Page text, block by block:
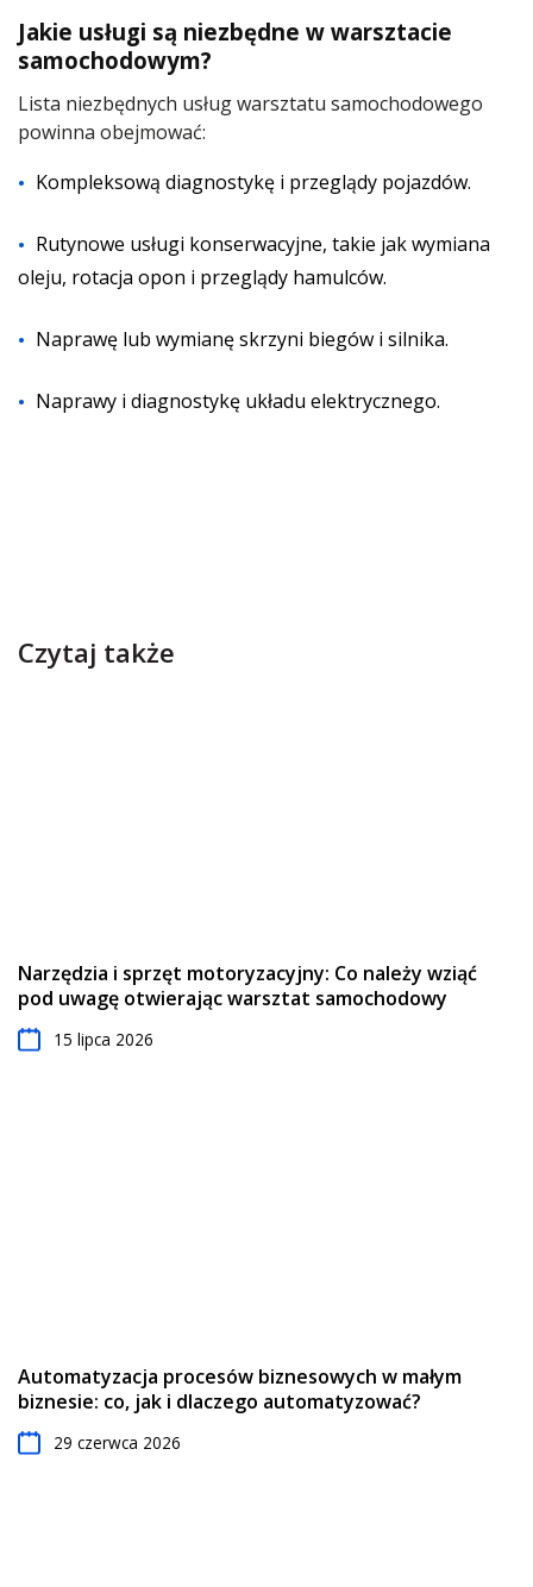
Jakie usługi są niezbędne w warsztacie
samochodowym?
Lista niezbędnych usług warsztatu samochodowego
powinna obejmować:
Kompleksową diagnostykę i przeglądy pojazdów.
Rutynowe usługi konserwacyjne, takie jak wymiana
oleju, rotacja opon i przeglądy hamulców.
Naprawę lub wymianę skrzyni biegów i silnika.
Naprawy i diagnostykę układu elektrycznego.
Czytaj także
Narzędzia i sprzęt motoryzacyjny: Co należy wziąć
pod uwagę otwierając warsztat samochodowy
15 lipca 2026
Automatyzacja procesów biznesowych w małym
biznesie: co, jak i dlaczego automatyzować?
29 czerwca 2026